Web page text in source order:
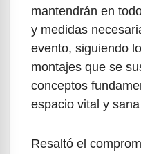
mantendrán en
y medidas
evento, siguiendo
montajes que se
conceptos
espacio vital y
Resaltó el